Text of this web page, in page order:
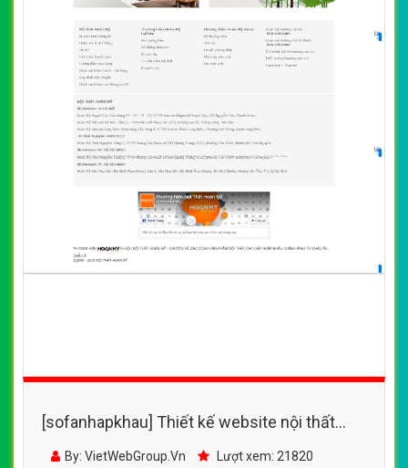
[sofanhapkhau] Thiết kế website nội thất
Hoàn Mỹ Hà Nội đẹp SEO nhanh hiệu quả
By: VietWebGroup.Vn Lượt xem: 21820